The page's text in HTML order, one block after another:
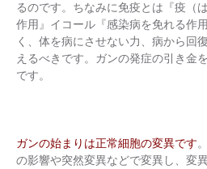
るのです。ちなみに免疫とは『疫（
作用』イコール『感染病を免れる作
く、体を病にさせない力、病から回
えるべきです。ガンの発症の引き金
です。
ガンの始まりは正常細胞の変異です
の影響や突然変異などで変異し、変